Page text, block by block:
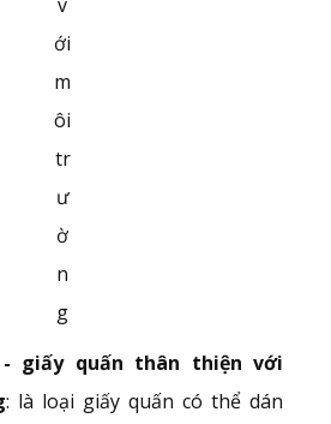
ới
m
ôi
tr
ư
ờ
n
g
- giấy quấn thân thiện với
: là loại giấy quấn có thể dán